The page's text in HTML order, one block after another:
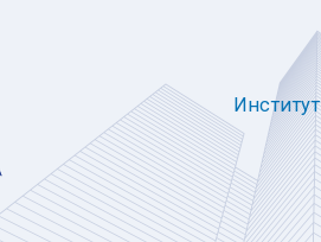
Институт